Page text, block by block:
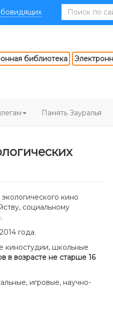
библиотека
Память Зауралья
кино
социальному
года.
киностудии, школьные
в возрасте не старше 16
игровые, научно-